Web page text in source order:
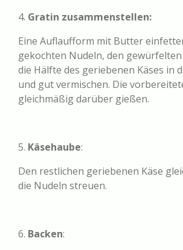
4. Gratin zusammenstellen:
Eine Auflaufform mit Butter
gekochten Nudeln, den
die Hälfte des geriebenen Käses in
und gut vermischen. Die
gleichmäßig darüber gießen.
5. Käsehaube:
Den restlichen geriebenen Käse
die Nudeln streuen.
6. Backen: